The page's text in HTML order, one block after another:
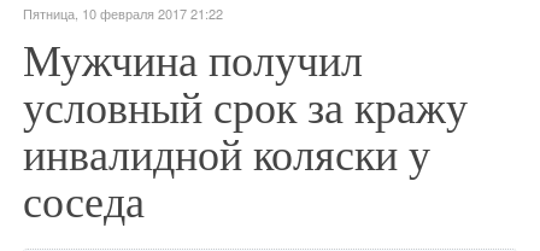
Пятница, 10 февраля 2017 21:22
Мужчина получил
условный срок за кражу
инвалидной коляски у
соседа